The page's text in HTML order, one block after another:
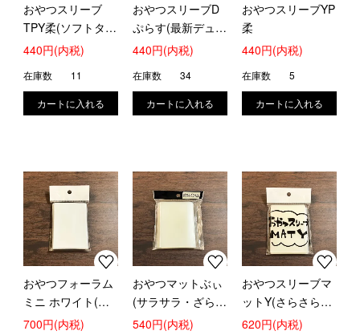
おやつスリーブ
TPY柔(ソフトタイ
プ)
440円(内税)
在庫数 11
おやつスリーブD
ぷらす(最新デュエ
マ公式スリーブの
440円(内税)
在庫数 34
おやつスリーブYP
柔
440円(内税)
在庫数 5
おやつフォーラム
ミニ ホワイト(遊
戯王キャラスリサ
700円(内税)
おやつマットぶぃ
(サラサラ・ざらざ
ら加工)ヴァンガー
540円(内税)
おやつスリーブマ
ットY(さらさら・
ザラザラ加工)
620円(内税)